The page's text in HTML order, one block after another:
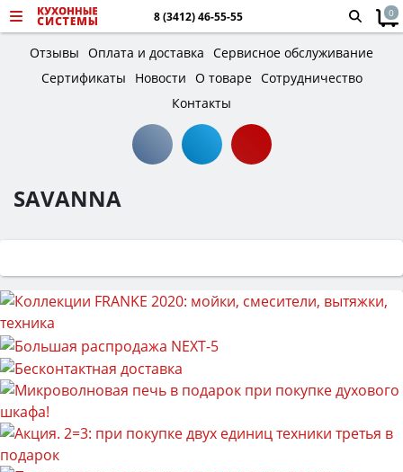
8 (3412) 46-55-55 0
Отзывы Оплата и доставка Сервисное обслуживание
Сертификаты
Новости О товаре Сотрудничество
Контакты
SAVANNA